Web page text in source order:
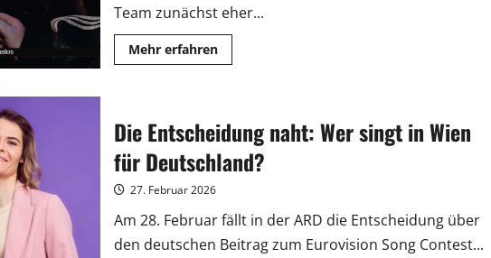
Team zunächst eher...
Mehr erfahrenMehr
Informationen
bin
einfach
überwältigt
und
unendlich
Die Entscheidung naht: Wer singt in Wien
für Deutschland?
27. Februar 2026
Am 28. Februar fällt in der ARD die Entscheidung über
den deutschen Beitrag zum Eurovision Song Contest...